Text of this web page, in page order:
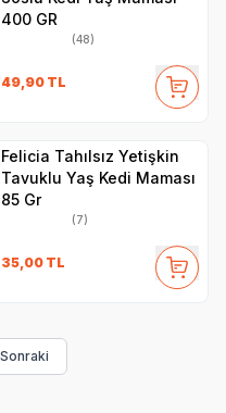
400 GR
(48)
49,90 TL
Felicia Tahılsız Yetişkin
Tavuklu Yaş Kedi Maması
85 Gr
(7)
35,00 TL
Sonraki